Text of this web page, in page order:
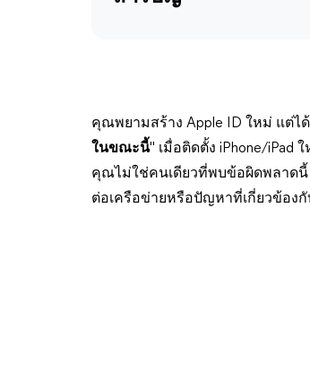
คุณพยามสร้าง Apple ID ใหม่ แต่
ในขณะนี้" เมื่อติดตั้ง iPhone/iPad
คุณไม่ใช่คนเดียวที่พบข้อผิดพลาดนี้
ต่อเครือข่ายหรือปัญหาที่เกี่ยวข้อ